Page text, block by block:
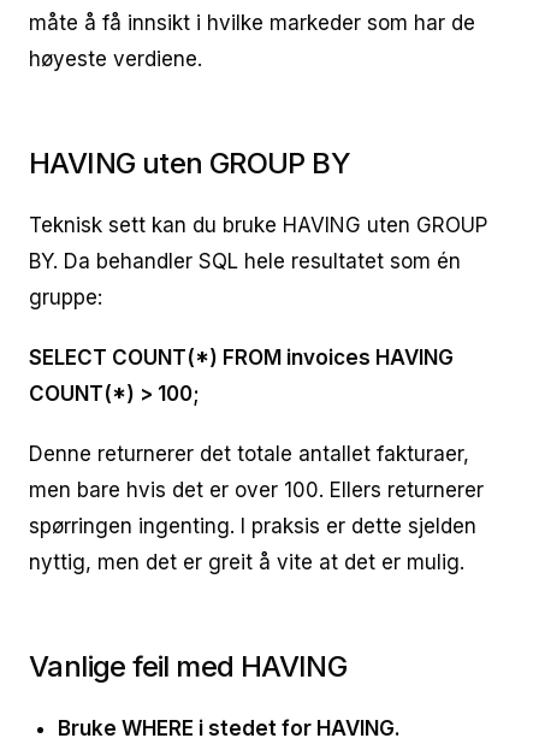
måte å få innsikt i hvilke markeder som har de
høyeste verdiene.
HAVING uten GROUP BY
Teknisk sett kan du bruke HAVING uten GROUP
BY. Da behandler SQL hele resultatet som én
gruppe:
SELECT COUNT(*) FROM invoices HAVING
COUNT(*) > 100;
Denne returnerer det totale antallet fakturaer,
men bare hvis det er over 100. Ellers returnerer
spørringen ingenting. I praksis er dette sjelden
nyttig, men det er greit å vite at det er mulig.
Vanlige feil med HAVING
Bruke WHERE i stedet for HAVING.